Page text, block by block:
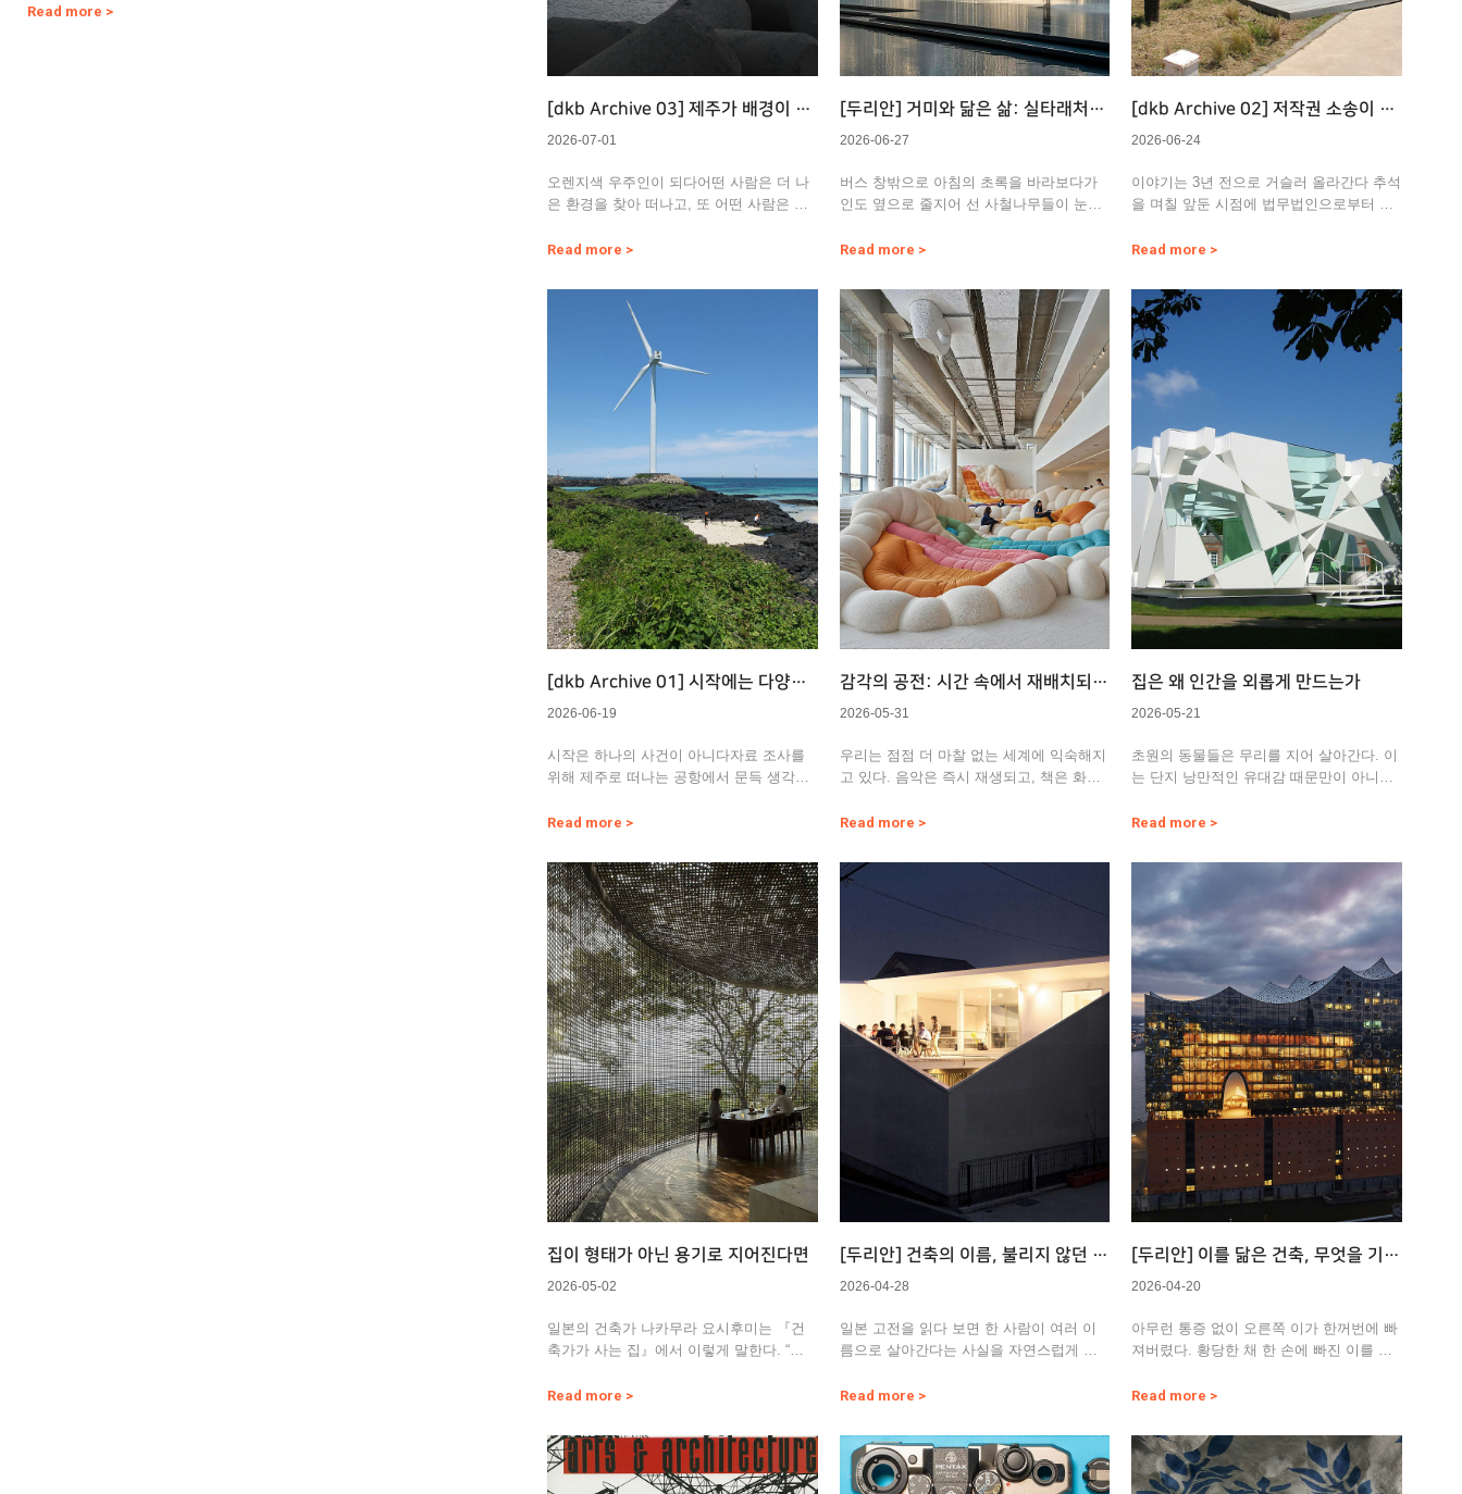
마련해주고 아직 차가운 바람이 남아 있어도 너무 늦지 않게 밖으로 내보내야
Read more >
[dkb Archive 03] 제주가 배경이 된
기억과 생각
2026-07-01
오렌지색 우주인이 되다어떤 사람은 더 나
은 환경을 찾아 떠나고, 또 어떤 사람은 새
Read more >
[두리안] 거미와 닮은 삶: 실타래처럼
엮인 시간과 기억
2026-06-27
버스 창밖으로 아침의 초록을 바라보다가
인도 옆으로 줄지어 선 사철나무들이 눈에
Read more >
[dkb Archive 02] 저작권 소송이 남
긴 것
2026-06-24
이야기는 3년 전으로 거슬러 올라간다 추석
을 며칠 앞둔 시점에 법무법인으로부터 저
Read more >
[dkb Archive 01] 시작에는 다양한
이유가 있다
2026-06-19
시작은 하나의 사건이 아니다자료 조사를
위해 제주로 떠나는 공항에서 문득 생각에
Read more >
감각의 공전: 시간 속에서 재배치되는
기억과 존재
2026-05-31
우리는 점점 더 마찰 없는 세계에 익숙해지
고 있다. 음악은 즉시 재생되고, 책은 화면
Read more >
집은 왜 인간을 외롭게 만드는가
2026-05-21
초원의 동물들은 무리를 지어 살아간다. 이
는 단지 낭만적인 유대감 때문만이 아니다.
Read more >
집이 형태가 아닌 용기로 지어진다면
2026-05-02
일본의 건축가 나카무라 요시후미는 『건
축가가 사는 집』에서 이렇게 말한다. “주
Read more >
[두리안] 건축의 이름, 불리지 않던 이
름에서 불리는 이름으로
2026-04-28
일본 고전을 읽다 보면 한 사람이 여러 이
름으로 살아간다는 사실을 자연스럽게 받
Read more >
[두리안] 이를 닮은 건축, 무엇을 기억
에 남길 것인가
2026-04-20
아무런 통증 없이 오른쪽 이가 한꺼번에 빠
져버렸다. 황당한 채 한 손에 빠진 이를 쥐
Read more >